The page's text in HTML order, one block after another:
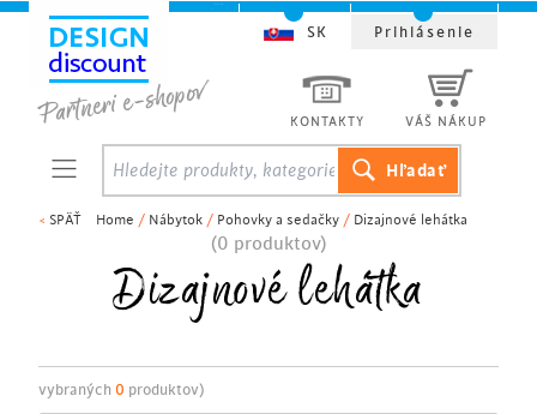
< SPÄŤ Home / Nábytok / Pohovky a sedačky / Dizajnové lehátka
(0 produktov)
Dizajnové lehátka
vybraných 0 produktov)
KONTAKTY VÁŠ NÁKUP
SK Prihlásenie